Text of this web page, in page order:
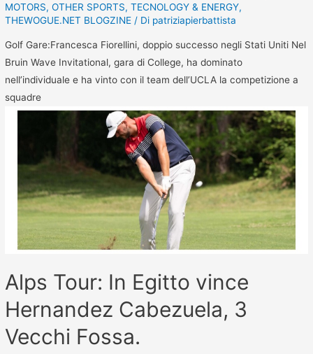
MOTORS,OTHER SPORTS,TECNOLOGY & ENERGY,
THEWOGUE.NET BLOGZINE / Di patriziapierbattista
Golf Gare:Francesca Fiorellini, doppio successo negli Stati Uniti Nel
Bruin Wave Invitational, gara di College, ha dominato
nell’individuale e ha vinto con il team dell’UCLA la competizione a
squadre
Alps Tour: In Egitto vince
Hernandez Cabezuela, 3
Vecchi Fossa.